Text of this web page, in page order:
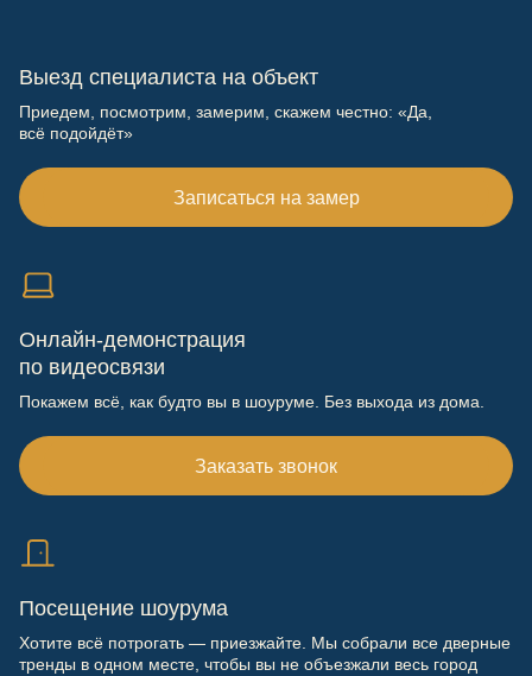
Выезд специалиста на объект
Приедем, посмотрим, замерим, скажем честно: «Да,
всё подойдёт»
Записаться на замер
Онлайн-демонстрация
по видеосвязи
Покажем всё, как будто вы в шоуруме. Без выхода из дома.
Заказать звонок
Посещение шоурума
Хотите всё потрогать — приезжайте. Мы собрали все дверные
тренды в одном месте, чтобы вы не объезжали весь город